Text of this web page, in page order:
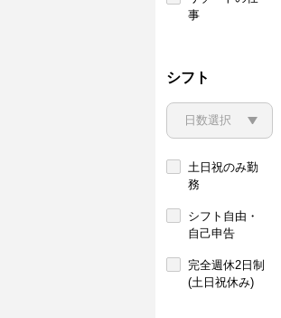
事
シフト
土日祝のみ勤
務
シフト自由・
自己申告
完全週休2日制
(土日祝休み)